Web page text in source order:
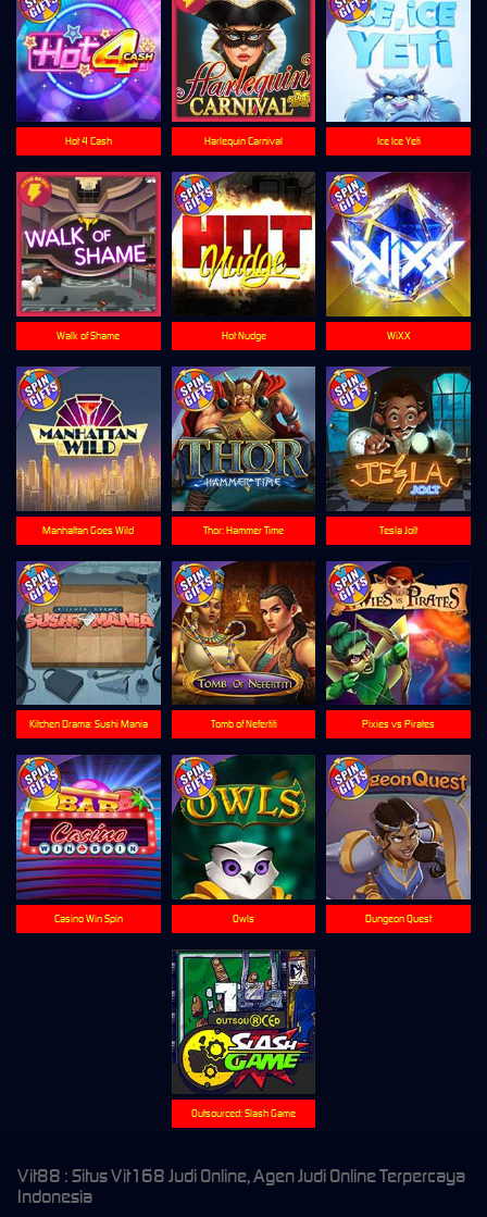
Manhattan Goes Wild
Casino Win Spin
Hot Nudge
Tomb of Nefertiti
Tesla Jolt
Dungeon Quest
WiXX
Outsourced: Slash Game
Hot 4 Cash
Owls
Harlequin Carnival
Walk of Shame
Kitchen Drama: Sushi Mania Pixies vs Pirates
Thor: Hammer Time
Ice Ice Yeti
Vit88 : Situs Vit168 Judi Online, Agen Judi Online Terpercaya
Indonesia